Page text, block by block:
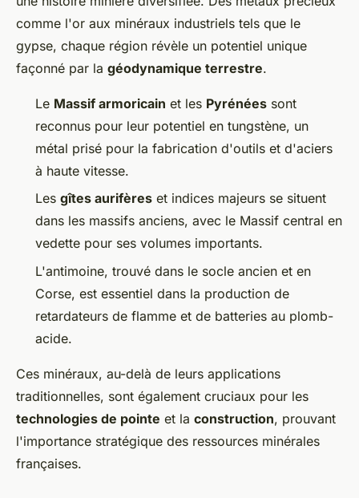
comme l'or aux minéraux industriels tels que le
gypse, chaque région révèle un potentiel unique
façonné par la géodynamique terrestre.
Le Massif armoricain et les Pyrénées sont
reconnus pour leur potentiel en tungstène, un
métal prisé pour la fabrication d'outils et d'aciers
à haute vitesse.
Les gîtes aurifères et indices majeurs se situent
dans les massifs anciens, avec le Massif central en
vedette pour ses volumes importants.
L'antimoine, trouvé dans le socle ancien et en
Corse, est essentiel dans la production de
retardateurs de flamme et de batteries au plomb-
acide.
Ces minéraux, au-delà de leurs applications
traditionnelles, sont également cruciaux pour les
technologies de pointe et la construction, prouvant
l'importance stratégique des ressources minérales
françaises.